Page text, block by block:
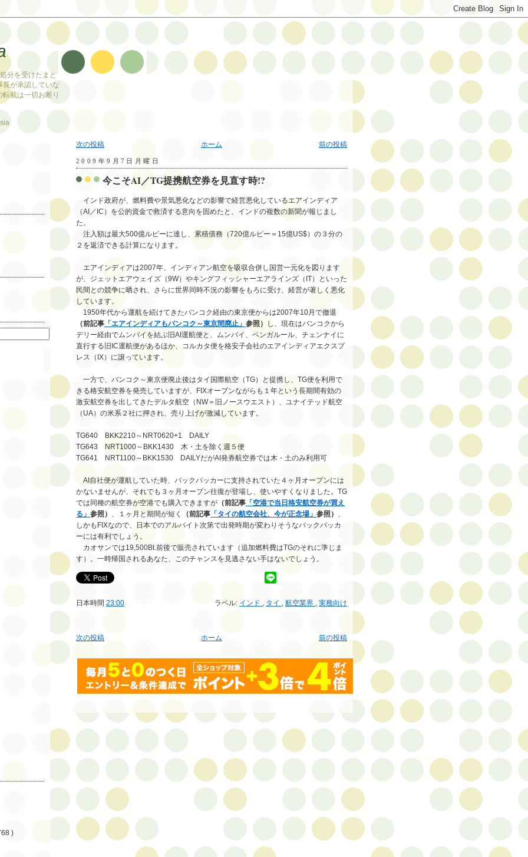
次の投稿 前の投稿
ホーム
2009年9月7日月曜日
今こそAI／TG提携航空券を見直す時!?
インド政府が、燃料費や景気悪化などの影響で経営悪化しているエアインディア
（AI／IC）を公的資金で救済する意向を固めたと、インドの複数の新聞が報じまし
た。
注入額は最大500億ルピーに達し、累積債務（720億ルピー＝15億US$）の３分の
２を返済できる計算になります。
エアインディアは2007年、インディアン航空を吸収合併し国営一元化を図ります
が、ジェットエアウェイズ（9W）やキングフィッシャーエアラインズ（IT）といった
民間との競争に晒され、さらに世界同時不況の影響をもろに受け、経営が著しく悪化
しています。
1950年代から運航を続けてきたバンコク経由の東京便からは2007年10月で撤退
（前記事 「エアインディアもバンコク～東京間廃止」 参照）
し、現在はバンコクから
デリー経由でムンバイを結ぶ旧AI運航便と、ムンバイ、ベンガルール、チェンナイに
直行する旧IC運航便があるほか、コルカタ便を格安子会社のエアインディアエクスプ
レス（IX）に譲っています。
一方で、バンコク～東京便廃止後はタイ国際航空（TG）と提携し、TG便を利用で
きる格安航空券を発売していますが、FIXオープンながらも１年という長期間有効の
激安航空券を出してきたデルタ航空（NW＝旧ノースウエスト）、ユナイテッド航空
（UA）の米系２社に押され、売り上げが激減しています。
TG640 BKK2210～NRT0620+1 DAILY
TG643 NRT1000～BKK1430 木・土を除く週５便
TG641 NRT1100～BKK1530 DAILYだがAI発券航空券では木・土のみ利用可
AI自社便が運航していた時、バックパッカーに支持されていた４ヶ月オープンには
かないませんが、それでも３ヶ月オープン往復が登場し、使いやすくなりました。TG
では同種の航空券が空港でも購入できますが （前記事 「空港で当日格安航空券が買え
る」 参照） 、１ヶ月と期間が短く （前記事 「タイの航空会社、今が正念場」 参照）
しかもFIXなので、日本でのアルバイト次第で出発時期が変わりそうなバックパッカ
ーには有利でしょう。
カオサンでは19,500Bt.前後で販売されています（追加燃料費はTGのそれに準じま
す）。一時帰国されるあなた、このチャンスを見逃さない手はないでしょう。
日本時間 23:00 ラベル: インド , タイ , 航空業界 , 実務向け
次の投稿 前の投稿
ホーム
分を受けたまと
長が承認していな
載は一切お断り
)